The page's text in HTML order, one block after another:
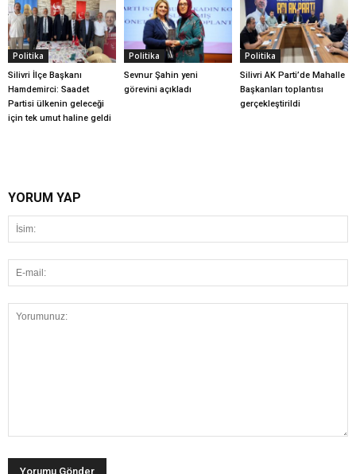
Politika
Silivri İlçe Başkanı
Hamdemirci: Saadet
Partisi ülkenin geleceği
için tek umut haline geldi
Politika
Sevnur Şahin yeni
görevini açıkladı
Politika
Silivri AK Parti’de Mahalle
Başkanları toplantısı
gerçekleştirildi
YORUM YAP